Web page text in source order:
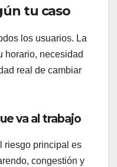
tu caso
los usuarios. La
horario, necesidad
real de cambiar
va al trabajo
riesgo principal es
congestión y